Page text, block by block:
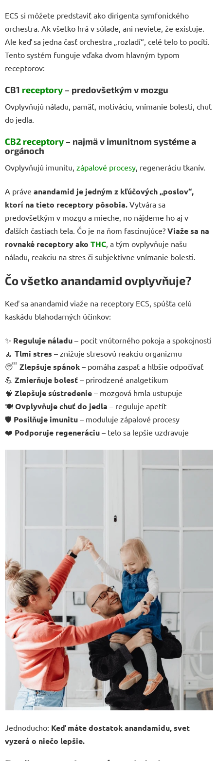
ECS si môžete predstaviť ako dirigenta symfonického
orchestra. Ak všetko hrá v súlade, ani neviete, že existuje.
Ale keď sa jedna časť orchestra „rozladí“, celé telo to pocíti.
Tento systém funguje vďaka dvom hlavným typom
receptorov:
CB1 receptory – predovšetkým v mozgu
Ovplyvňujú náladu, pamäť, motiváciu, vnímanie bolesti, chuť
do jedla.
CB2 receptory – najmä v imunitnom systéme a
orgánoch
Ovplyvňujú imunitu, zápalové procesy , regeneráciu tkanív.
A práve anandamid je jedným z kľúčových „poslov“,
ktorí na tieto receptory pôsobia. Vytvára sa
predovšetkým v mozgu a mieche, no nájdeme ho aj v
ďalších častiach tela. Čo je na ňom fascinujúce? Viaže sa na
rovnaké receptory ako THC , a tým ovplyvňuje našu
náladu, reakciu na stres či subjektívne vnímanie bolesti.
Čo všetko anandamid ovplyvňuje?
Keď sa anandamid viaže na receptory ECS, spúšťa celú
kaskádu blahodarných účinkov:
✨ Reguluje náladu – pocit vnútorného pokoja a spokojnosti
🧘 Tlmi stres – znižuje stresovú reakciu organizmu
😴 Zlepšuje spánok – pomáha zaspať a hlbšie odpočívať
💪 Zmierňuje bolesť – prirodzené analgetikum
🧠 Zlepšuje sústredenie – mozgová hmla ustupuje
🍽️ Ovplyvňuje chuť do jedla – reguluje apetít
🛡️ Posilňuje imunitu – moduluje zápalové procesy
❤️ Podporuje regeneráciu – telo sa lepšie uzdravuje
Jednoducho: Keď máte dostatok anandamidu, svet
vyzerá o niečo lepšie.